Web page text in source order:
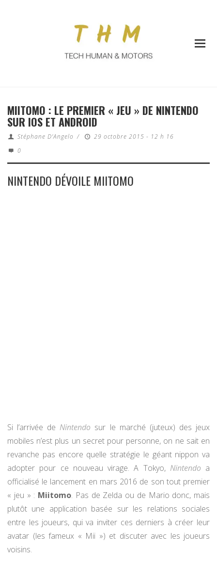
MIITOMO : LE PREMIER « JEU » DE NINTENDO
SUR IOS ET ANDROID
Stéphane D'Angelo /
29 octobre 2015 - 12 h 16
0
NINTENDO DÉVOILE MIITOMO
Si l’arrivée de Nintendo sur le marché (juteux) des jeux
mobiles n’est plus un secret pour personne, on ne sait en
revanche pas encore quelle stratégie le géant nippon va
adopter pour ce nouveau virage. A Tokyo, Nintendo a
officialisé le lancement en mars 2016 de son tout premier
« jeu » : Miitomo. Pas de Zelda ou de Mario donc, mais
plutôt une application basée sur les relations sociales
entre les joueurs, qui va inviter ces derniers à créer leur
avatar (les fameux « Mii ») et discuter avec les joueurs
voisins.